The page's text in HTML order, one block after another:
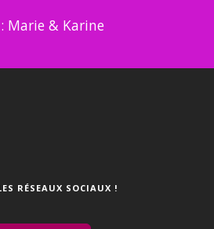
& Karine
RÉSEAUX SOCIAUX !